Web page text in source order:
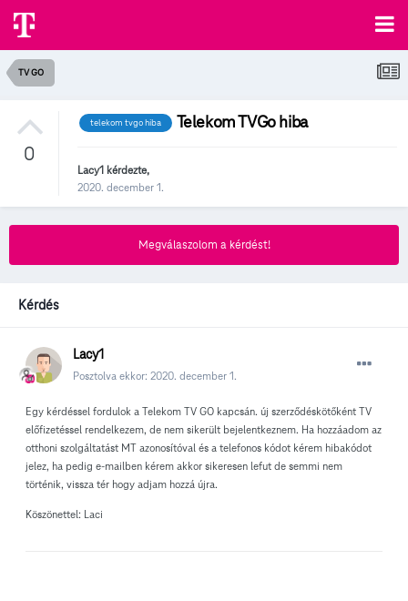
TV GO
0
telekom tvgo hiba Telekom TVGo hiba
Lacy1 kérdezte,
2020. december 1.
Megválaszolom a kérdést!
Kérdés
Lacy1
Posztolva ekkor: 2020. december 1.
Egy kérdéssel fordulok a Telekom TV GO kapcsán. új szerződéskötőként TV
előfizetéssel rendelkezem, de nem sikerült bejelentkeznem. Ha hozzáadom az
otthoni szolgáltatást MT azonosítóval és a telefonos kódot kérem hibakódot
jelez, ha pedig e-mailben kérem akkor sikeresen lefut de semmi nem
történik, vissza tér hogy adjam hozzá újra.
Köszönettel: Laci